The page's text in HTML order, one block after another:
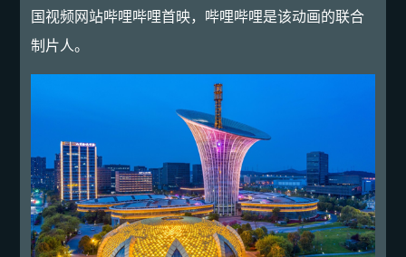
国视频网站哔哩哔哩首映，哔哩哔哩是该动画的联合
制片人。